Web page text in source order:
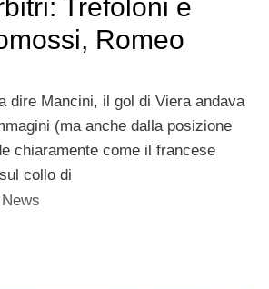
Trefoloni e
Romeo
dire Mancini, il gol di Viera andava
(ma anche dalla posizione
chiaramente come il francese
collo di